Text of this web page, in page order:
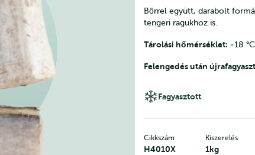
Bőrrel együtt, darabolt
tengeri ragukhoz is.
Tárolási hőmérséklet: ‐18 °C
Felengedés után
Fagyasztott
Cikkszám
H4010X
Kiszerelés
1kg